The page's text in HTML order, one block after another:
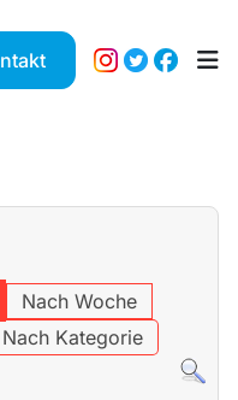
Nach Woche
Nach Kategorie